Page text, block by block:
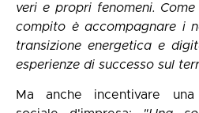
veri e propri fenomeni.
compito è accompagnare i
transizione energetica e
esperienze di successo sul
Ma anche incentivare una